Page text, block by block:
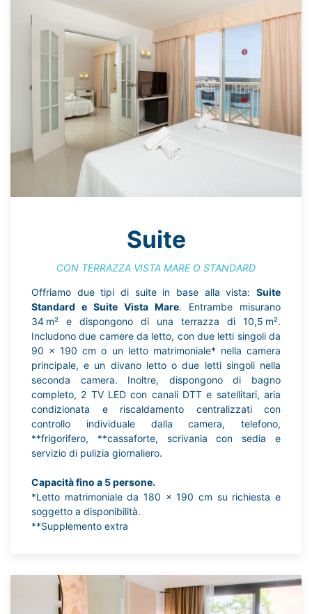
Suite
CON TERRAZZA VISTA MARE O STANDARD
Offriamo due tipi di suite in base alla vista: Suite
Standard e Suite Vista Mare. Entrambe misurano
34 m² e dispongono di una terrazza di 10,5 m².
Includono due camere da letto, con due letti singoli da
90 x 190 cm o un letto matrimoniale* nella camera
principale, e un divano letto o due letti singoli nella
seconda camera. Inoltre, dispongono di bagno
completo, 2 TV LED con canali DTT e satellitari, aria
condizionata e riscaldamento centralizzati con
controllo individuale dalla camera, telefono,
**frigorifero, **cassaforte, scrivania con sedia e
servizio di pulizia giornaliero.
Capacità fino a 5 persone.
*Letto matrimoniale da 180 x 190 cm su richiesta e
soggetto a disponibilità.
**Supplemento extra